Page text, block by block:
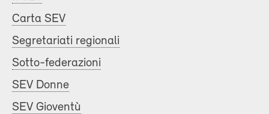
Carta SEV
Segretariati regionali
Sotto-federazioni
SEV Donne
SEV Gioventù